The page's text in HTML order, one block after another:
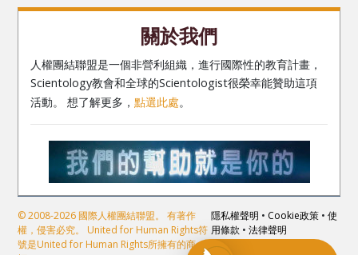
關於我們
人權團結聯盟是一個非營利組織，進行國際性的教育計畫，
Scientology教會和全球的Scientologist很榮幸能贊助這項
活動。 想了解更多，點選此處。
© 2008-2026 國際人權團結聯盟。 有著作
權，侵害必究。 United for Human Rights符
號是United for Human Rights所擁有的商
隱私權聲明 • Cookie政策 •使
用條款 •法律聲明